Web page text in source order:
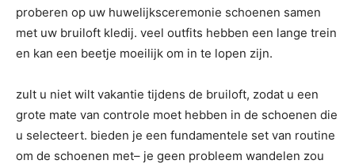
proberen op uw huwelijksceremonie schoenen samen
met uw bruiloft kledij. veel outfits hebben een lange trein
en kan een beetje moeilijk om in te lopen zijn.
zult u niet wilt vakantie tijdens de bruiloft, zodat u een
grote mate van controle moet hebben in de schoenen die
u selecteert. bieden je een fundamentele set van routine
om de schoenen met– je geen probleem wandelen zou